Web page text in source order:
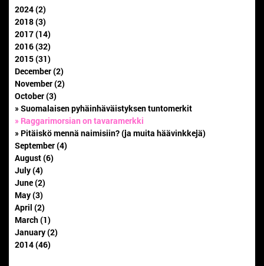
2024 (2)
2018 (3)
2017 (14)
2016 (32)
2015 (31)
December (2)
November (2)
October (3)
» Suomalaisen pyhäinhäväistyksen tuntomerkit
» Raggarimorsian on tavaramerkki
» Pitäiskö mennä naimisiin? (ja muita häävinkkejä)
September (4)
August (6)
July (4)
June (2)
May (3)
April (2)
March (1)
January (2)
2014 (46)